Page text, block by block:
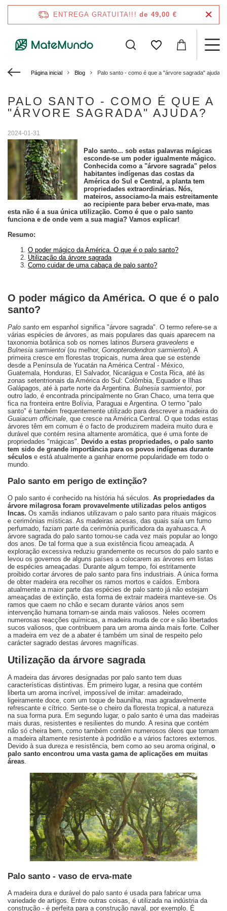
ENTREGA GRATUITA!!! de 49,00 €
Página inicial Blog Palo santo - como é que a "árvore sagrada" ajuda?
PALO SANTO - COMO É QUE A
"ÁRVORE SAGRADA" AJUDA?
2024-01-31
Palo santo... sob estas palavras mágicas
esconde-se um poder igualmente mágico.
Conhecida como a "árvore sagrada" pelos
habitantes indígenas das costas da
América do Sul e Central, a planta tem
propriedades extraordinárias. Nós,
mateiros, associamo-la mais estreitamente
ao recipiente para beber erva-mate, mas
esta não é a sua única utilização. Como é que o palo santo
funciona e de onde vem a sua magia? Vamos explicar!
Resumo:
O poder mágico da América. O que é o palo santo?
Utilização da árvore sagrada
Como cuidar de uma cabaça de palo santo?
O poder mágico da América. O que é o palo
santo?
Palo santo em espanhol significa "árvore sagrada". O termo refere-se a
várias espécies de árvores, as mais populares das quais aparecem na
taxonomia botânica sob os nomes latinos Bursera graveolens e
Bulnesia sarmientoi (ou melhor, Gonopterodendron sarmientoi). A
primeira cresce em florestas tropicais, numa área que se estende
desde a Península de Yucatán na América Central - México,
Guatemala, Honduras, El Salvador, Nicarágua e Costa Rica, até às
zonas setentrionais da América do Sul: Colômbia, Equador e Ilhas
Galápagos, até à parte norte da Argentina. Bulnesia sarmientoi, por
outro lado, é encontrada principalmente no Gran Chaco, uma terra que
fica na fronteira entre Bolívia, Paraguai e Argentina. O termo "palo
santo" é também frequentemente utilizado para descrever a madeira do
Guaiacum officinale, que cresce na América Central. O que todas estas
árvores têm em comum é o facto de produzirem madeira muito dura e
durável que contém resina altamente aromática, que é uma fonte de
propriedades "mágicas". Devido a estas propriedades, o palo santo
tem sido de grande importância para os povos indígenas durante
séculos e está atualmente a ganhar enorme popularidade em todo o
mundo.
Palo santo em perigo de extinção?
O palo santo é conhecido na história há séculos. As propriedades da
árvore milagrosa foram provavelmente utilizadas pelos antigos
Incas. Os xamãs indianos utilizavam o palo santo para rituais mágicos
e cerimónias místicas. As madeiras acesas, das quais saía um fumo
perfumado, faziam parte da cerimónia purificadora da ayahuasca. A
árvore sagrada do palo santo tornou-se cada vez mais popular ao longo
dos anos. De tal forma que a sua existência ficou ameaçada. A
exploração excessiva reduziu grandemente os recursos do palo santo e
levou os governos de alguns países a colocarem as árvores em listas
de espécies ameaçadas. Durante algum tempo, foi estritamente
proibido cortar árvores de palo santo para fins industriais. A única forma
de obter madeira era recolher os ramos mortos e caídos. Embora
atualmente a maior parte das espécies de palo santo já não estejam
ameaçadas de extinção, esta forma de extrair madeira manteve-se. Os
ramos que caem no chão e secam durante vários anos sem
intervenção humana tornam-se ainda mais valiosos. Neles ocorrem
numerosas reacções químicas, a madeira muda de cor e são libertados
sucos valiosos, que contribuem para um aroma ainda mais forte. Colher
a madeira em vez de a abater é também um sinal de respeito pelo
carácter sagrado destas árvores magníficas.
Utilização da árvore sagrada
A madeira das árvores designadas por palo santo tem duas
características distintivas. Em primeiro lugar, a resina que contém
liberta um aroma incrível, impossível de imitar: amadeirado,
ligeiramente doce, com um toque de baunilha, mas agradavelmente
refrescante e cítrico. Sente-se o cheiro da floresta tropical, a natureza
na sua forma pura. Em segundo lugar, o palo santo é uma das madeiras
mais duras, resistentes e resilientes do mundo. A resina que contém
não só cheira bem, como também contém numerosos óleos que tornam
a madeira altamente resistente à podridão e a vários factores externos.
Devido à sua dureza e resistência, bem como ao seu aroma original, o
palo santo encontrou uma vasta gama de aplicações em muitas
áreas.
Palo santo - vaso de erva-mate
A madeira dura e durável do palo santo é usada para fabricar uma
variedade de artigos. Entre outras coisas, é utilizada na indústria da
construção - é perfeita para a construção naval, por exemplo. É